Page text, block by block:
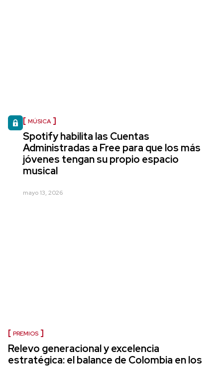
MÚSICA
Spotify habilita las Cuentas
Administradas a Free para que los más
jóvenes tengan su propio espacio
musical
mayo 13, 2026
PREMIOS
Relevo generacional y excelencia
estratégica: el balance de Colombia en los